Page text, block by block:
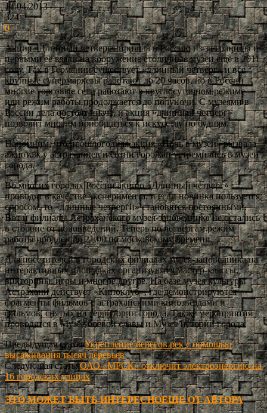
14.04.2013
324
0
Акция «Длинный четверг» пришла в Россию из-за границы и
первыми её взяли на вооружение столичные музеи ещё в 2011
году. Так в Германии существует «длинный четверг» и все
крупные супермаркеты работают до 20 часов, но в России
многие торговые сети работают в круглосуточном режиме
или режим работы продолжается до полуночи. С музеями в
России дела обстоят иначе, и акция «длинный четверг»
позволит многим приобщиться к искусству по будням.
Напомним, что прошлогодняя акция «Ночь в музеи» вызвала
ажиотаж у астраханцев и сотни горожан устремились в музеи
города.
Во многих городах России акцию «Длинный четверг»
проводят в качестве эксперимента, и если новинка пользуется
спросом, то «длинные четверги» становятся постоянными.
Вот и филиалы Астраханского музея-заповедника не остались
в стороне от нововведений. Теперь по четвергам режим
работы продлен до 21.00 по московскому времени.
Для посетителей в городских филиалах музея-заповедника на
интерактивных площадках организуются мастер-классы,
викторины, игры и многое другое. На базе музея культуры
Астрахани действует «Киноклуб», где демонстрируются
фрагменты фильмов с астраханскими кинозвёздами и
фильмов, снятых на территории города. Также мероприятия
проводятся в Музее боевой славы и Музее истории города.
Предыдущая статьяУкрепление берегов рек с помощью
высаживания тысяч деревьев
Следующая статьяОАО «МРСК» отключит электроэнергию на
16 городских улицах
ЭТО МОЖЕТ БЫТЬ ИНТЕРЕСНОЕЩЕ ОТ АВТОРА